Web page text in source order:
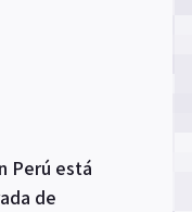
Perú está
de